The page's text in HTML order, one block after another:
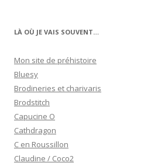
LÀ OÙ JE VAIS SOUVENT…
Mon site de préhistoire
Bluesy
Brodineries et charivaris
Brodstitch
Capucine O
Cathdragon
C en Roussillon
Claudine / Coco2